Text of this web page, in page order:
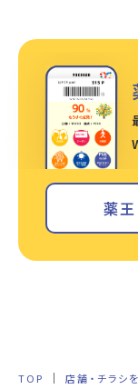
薬
TOP 店舗・チラシ